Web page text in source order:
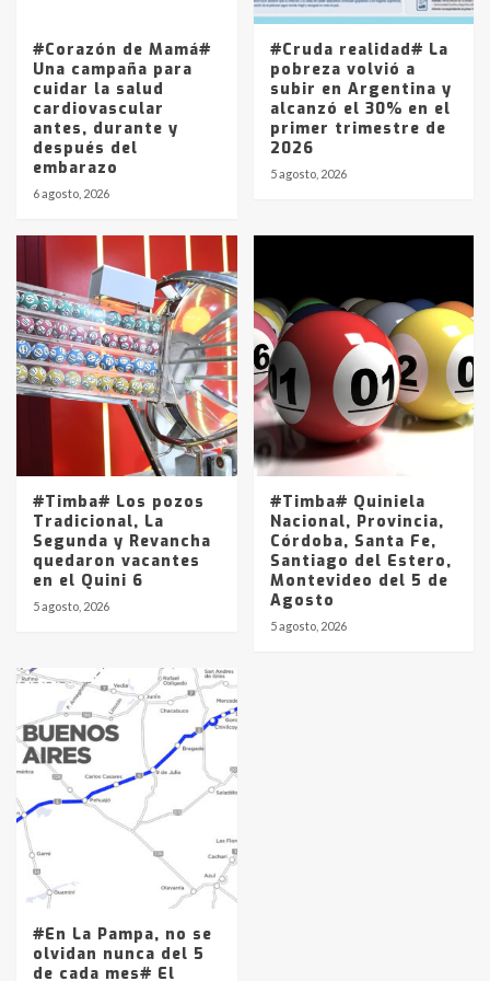
entre 857 a 1338 pesos
#Corazón de Mamá#
Una campaña para
cuidar la salud
cardiovascular
antes, durante y
después del
embarazo
6 agosto, 2026
#Cruda realidad# La
pobreza volvió a
subir en Argentina y
alcanzó el 30% en el
primer trimestre de
2026
5 agosto, 2026
#Timba# Los pozos
Tradicional, La
Segunda y Revancha
quedaron vacantes
en el Quini 6
5 agosto, 2026
#Timba# Quiniela
Nacional, Provincia,
Córdoba, Santa Fe,
Santiago del Estero,
Montevideo del 5 de
Agosto
5 agosto, 2026
#En La Pampa, no se
olvidan nunca del 5
de cada mes# El